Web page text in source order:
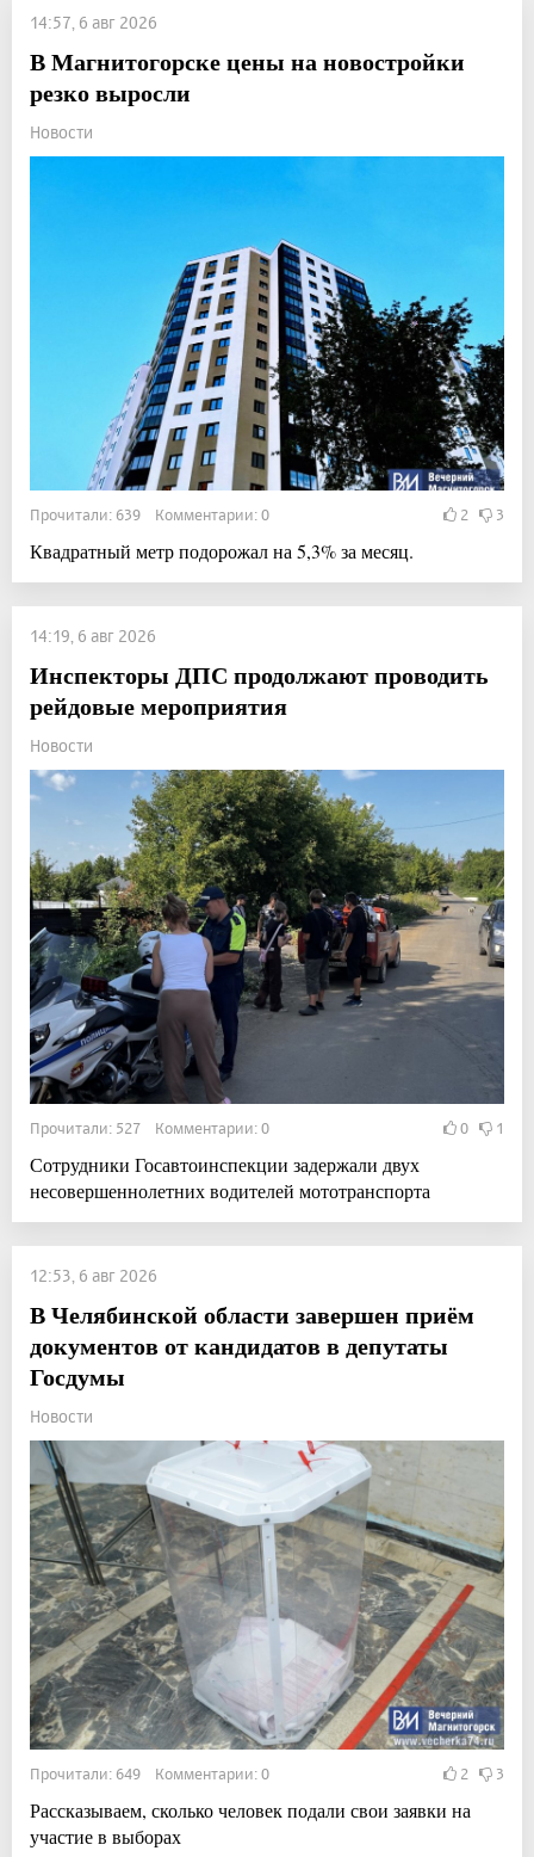
14:57, 6 авг 2026
В Магнитогорске цены на новостройки
резко выросли
Новости
Прочитали: 639 Комментарии: 0 2 3
Квадратный метр подорожал на 5,3% за месяц.
14:19, 6 авг 2026
Инспекторы ДПС продолжают проводить
рейдовые мероприятия
Новости
Прочитали: 527 Комментарии: 0 0 1
Сотрудники Госавтоинспекции задержали двух
несовершеннолетних водителей мототранспорта
12:53, 6 авг 2026
В Челябинской области завершен приём
документов от кандидатов в депутаты
Госдумы
Новости
Прочитали: 649 Комментарии: 0 2 3
Рассказываем, сколько человек подали свои заявки на
участие в выборах